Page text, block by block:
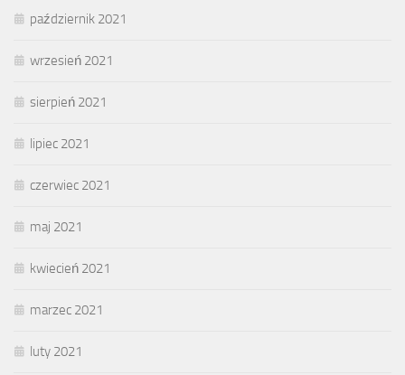
październik 2021
wrzesień 2021
sierpień 2021
lipiec 2021
czerwiec 2021
maj 2021
kwiecień 2021
marzec 2021
luty 2021